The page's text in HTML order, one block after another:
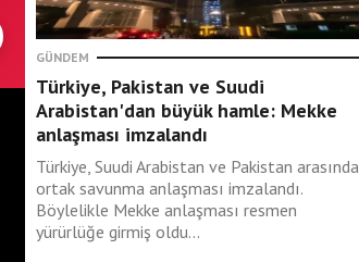
GÜNDEM
Türkiye, Pakistan ve Suudi
Arabistan'dan büyük hamle: Mekke
anlaşması imzalandı
Türkiye, Suudi Arabistan ve Pakistan arasında
ortak savunma anlaşması imzalandı.
Böylelikle Mekke anlaşması resmen
yürürlüğe girmiş oldu...